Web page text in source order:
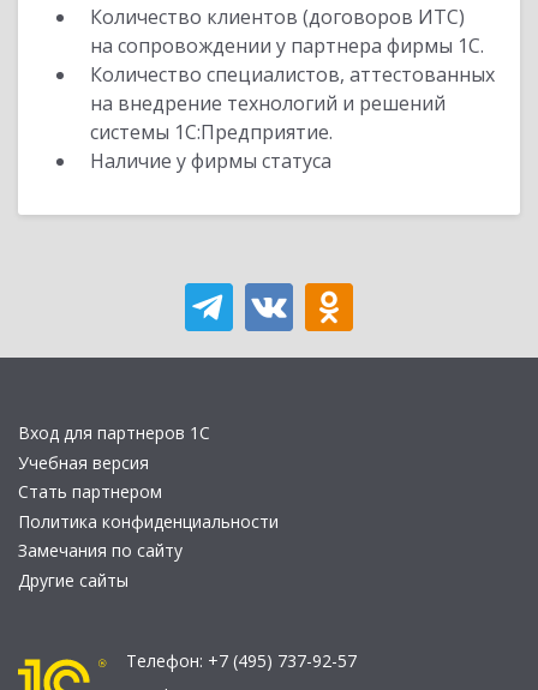
Количество клиентов (договоров ИТС)
на сопровождении у партнера фирмы 1С.
Количество специалистов, аттестованных
на внедрение технологий и решений
системы 1С:Предприятие.
Наличие у фирмы статуса
Вход для партнеров 1С
Учебная версия
Стать партнером
Политика конфиденциальности
Замечания по сайту
Другие сайты
Телефон: +7 (495) 737-92-57